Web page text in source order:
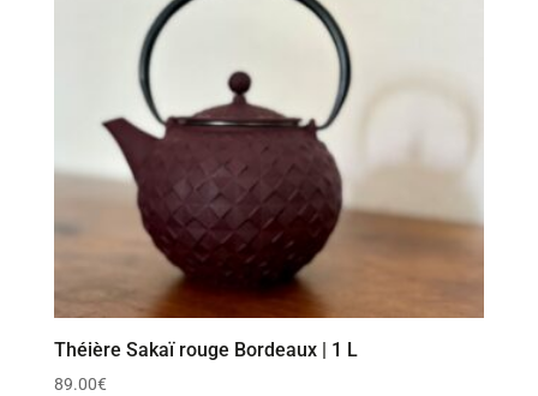
Théière Sakaï rouge Bordeaux | 1 L
89.00€